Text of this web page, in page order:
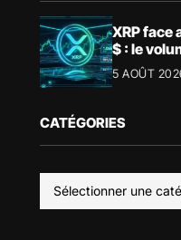
XRP face
$ : le
risque de
5 AOÛT
CATÉGORIES